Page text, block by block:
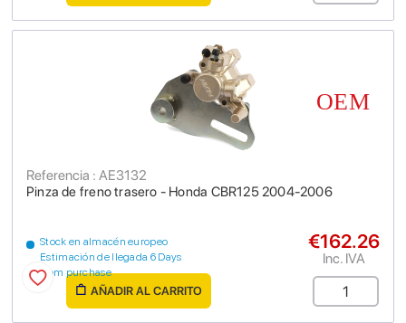
Pinza de freno trasero - Honda CBR125 2004-2006
Referencia : AE3132
Stock en almacén europeo
Estimación de llegada 6 Days
from purchase
€162.26
Inc. IVA
AÑADIR AL CARRITO